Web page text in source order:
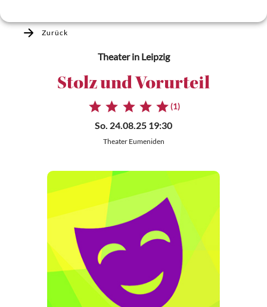
Zurück
Theaterin Leipzig
Stolz und Vorurteil
(1)
So. 24.08.25 19:30
Theater Eumeniden